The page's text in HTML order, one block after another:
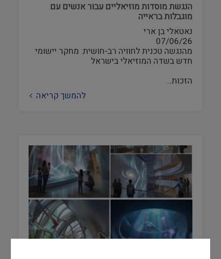
צילום ווידאו ארט
מדע וטבע
עיצוב וארכיטקטורה
התיישבות
זכוכית וקרמיקה
רישום וקטלוג
הנגשת מוסדות מוזיאליים עבור אנשים עם
מוגבלות בראייה
נאטאלי בן ארי
07/06/26
מהנגשה טכנית לחוויה רב-חושית: מחקר יישומי
חדש בשדה המוזיאלי בישראל
הזכות…
להמשך קריאה